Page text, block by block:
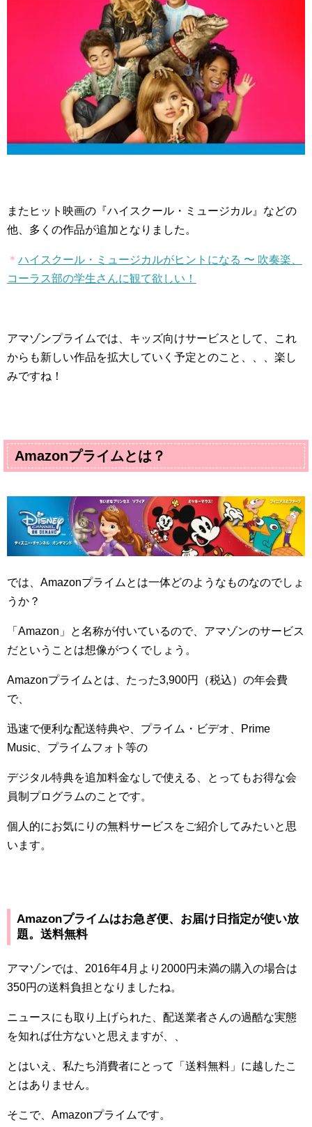
またヒット映画の『ハイスクール・ミュージカル』などの
他、多くの作品が追加となりました。
＊ ハイスクール・ミュージカルがヒントになる 〜 吹奏楽、
コーラス部の学生さんに観て欲しい！
アマゾンプライムでは、キッズ向けサービスとして、これ
からも新しい作品を拡大していく予定とのこと、、、楽し
みですね！
Amazonプライムとは？
では、Amazonプライムとは一体どのようなものなのでしょ
うか？
「 Amazon 」と名称が付いているので、アマゾンのサービス
だということは想像がつくでしょう。
Amazonプライムとは、たった3,900円（税込）の年会費
で、
迅速で便利な配送特典や、プライム・ビデオ、
Prime
Music 、プライムフォト等の
デジタル特典を追加料金なしで使える、とってもお得な会
員制プログラムのことです。
個人的にお気にりの無料サービスをご紹介してみたいと思
います。
Amazonプライムはお急ぎ便、お届け日指定が使い放
題。送料無料
アマゾンでは、 2016年4月より 2000円未満の購入の場合は
350円の送料負担となりましたね。
ニュースにも取り上げられた、配送業者さんの過酷な実態
を知れば仕方ないと思えますが、、
とはいえ、私たち消費者にとって「送料無料」に越したこ
とはありません。
そこで、 Amazonプライムです。